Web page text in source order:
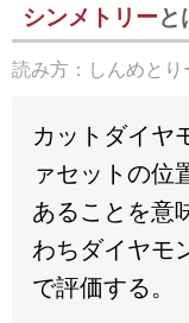
シンメトリーと
読み方： しんめとり
カットダイヤ
ァセットの位
あることを意
わちダイヤモ
で評価する。